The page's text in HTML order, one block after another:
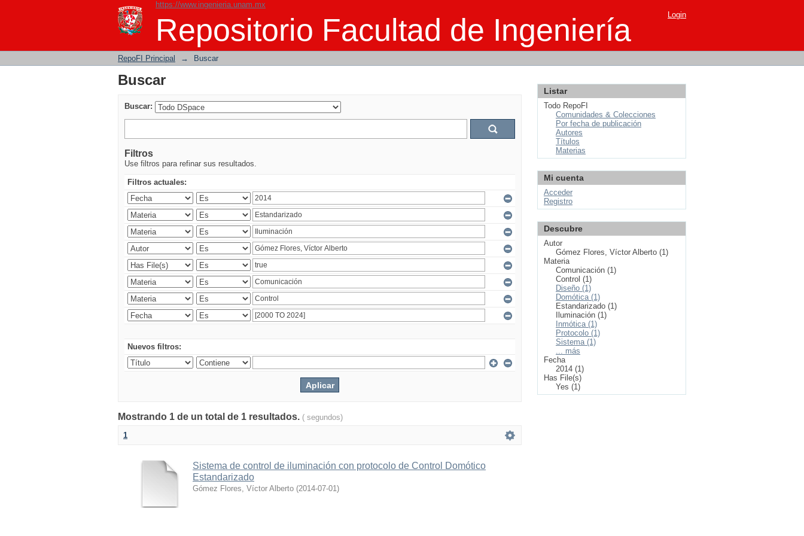
https://www.ingenieria.unam.mx
Repositorio Facultad de Ingeniería
Buscar Login
RepoFI Principal → Buscar
Buscar
Buscar:
Filtros
Use filtros para refinar sus resultados.
Filtros actuales:
Nuevos filtros:
Mostrando 1 de un total de 1 resultados. ( segundos)
1
Sistema de control de iluminación con protocolo de Control Domótico
Estandarizado
Gómez Flores, Víctor Alberto (2014-07-01)
Listar
Todo RepoFI
Comunidades & Colecciones
Por fecha de publicación
Autores
Títulos
Materias
Mi cuenta
Acceder
Registro
Descubre
Autor
Gómez Flores, Víctor Alberto (1)
Materia
Comunicación (1)
Control (1)
Diseño (1)
Domótica (1)
Estandarizado (1)
Iluminación (1)
Inmótica (1)
Protocolo (1)
Sistema (1)
... más
Fecha
2014 (1)
Has File(s)
Yes (1)